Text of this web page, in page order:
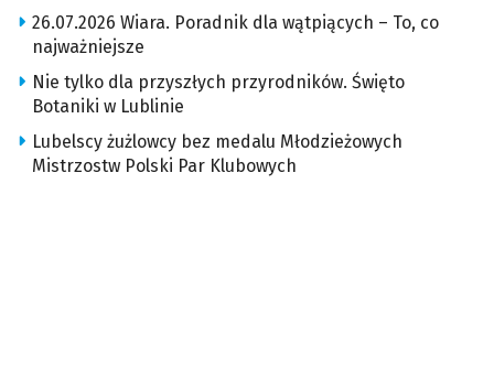
26.07.2026 Wiara. Poradnik dla wątpiących – To, co
najważniejsze
Nie tylko dla przyszłych przyrodników. Święto
Botaniki w Lublinie
Lubelscy żużlowcy bez medalu Młodzieżowych
Mistrzostw Polski Par Klubowych